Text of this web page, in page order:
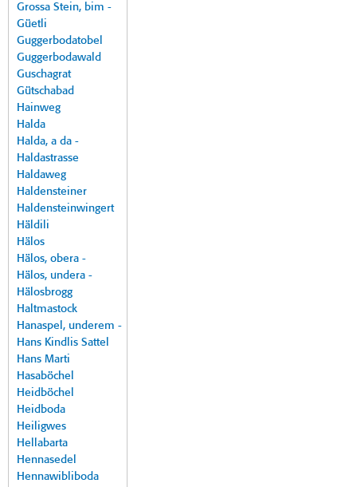
Grossa Stein, bim -
Güetli
Guggerbodatobel
Guggerbodawald
Guschagrat
Gütschabad
Hainweg
Halda
Halda, a da -
Haldastrasse
Haldaweg
Haldensteiner
Haldensteinwingert
Häldili
Hälos
Hälos, obera -
Hälos, undera -
Hälosbrogg
Haltmastock
Hanaspel, underem -
Hans Kindlis Sattel
Hans Marti
Hasaböchel
Heidböchel
Heidboda
Heiligwes
Hellabarta
Hennasedel
Hennawibliboda